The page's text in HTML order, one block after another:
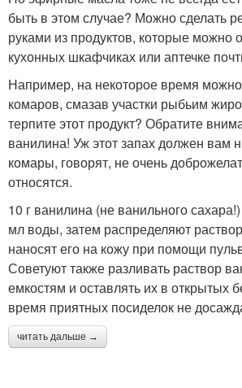
быть в этом случае? Можно сделать
руками из продуктов, которые можно
кухонных шкафчиках или аптечке
Например, на некоторое время
комаров, смазав участки рыбьим
терпите этот продукт? Обратите
ванилина! Уж этот запах должен вам
комары, говорят, не очень
относятся.
10 г ванилина (не ванильного
мл воды, затем распределяют
наносят его на кожу при помощи
Советуют также разливать раствор
емкостям и оставлять их в открытых
время приятных посиделок не
читать дальше →